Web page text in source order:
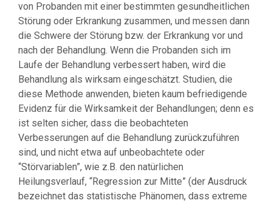
von Probanden mit einer bestimmten gesundheitlichen
Störung oder Erkrankung zusammen, und messen dann
die Schwere der Störung bzw. der Erkrankung vor und
nach der Behandlung. Wenn die Probanden sich im
Laufe der Behandlung verbessert haben, wird die
Behandlung als wirksam eingeschätzt. Studien, die
diese Methode anwenden, bieten kaum befriedigende
Evidenz für die Wirksamkeit der Behandlungen; denn es
ist selten sicher, dass die beobachteten
Verbesserungen auf die Behandlung zurückzuführen
sind, und nicht etwa auf unbeobachtete oder
“Störvariablen”, wie z.B. den natürlichen
Heilungsverlauf, “Regression zur Mitte” (der Ausdruck
bezeichnet das statistische Phänomen, dass extreme